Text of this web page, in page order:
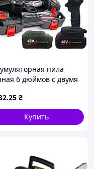
пила
6 дюймов с двумя
mAh 550 Вт jb
.25 ₴
Купить